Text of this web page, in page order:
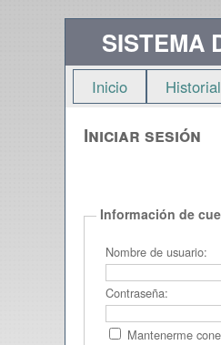
SISTEMA
Inicio
Iniciar sesión
Información de
Nombre de usuario:
Contraseña:
Mantenerme